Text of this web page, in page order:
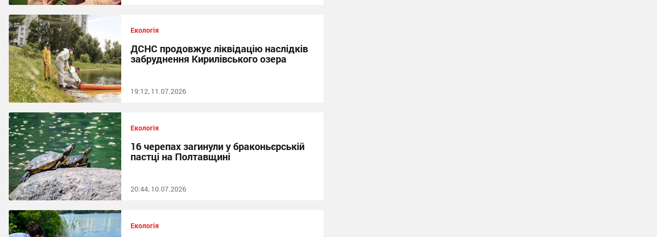
Екологія
ДСНС продовжує ліквідацію наслідків
забруднення Кирилівського озера
19:12, 11.07.2026
Екологія
16 черепах загинули у браконьєрській
пастці на Полтавщині
20:44, 10.07.2026
Екологія